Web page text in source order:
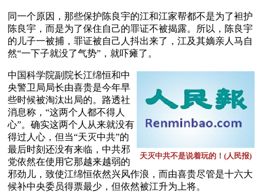
同一个原因，那些保护陈良宇的江和江家帮都不是为了袒护
陈良宇，而是为了保住自己的罪证不被揭露。所以，陈良宇
的儿子一被捕，罪证被自己人抖出来了，江及其嫡亲人马自
然“一下子就没了气势”，就吓瘫了。
天灭中共不是说着玩的！(人民报)
中国科学院副院长江绵恒和中
央警卫局局长由喜贵是今年早
些时候被淘汰出局的。路透社
消息称，“这两个人都不得人
心”。确实这两个人从来就没有
得过人心，但当“天灭中共”的
最后时刻还没有来临，中共邪
党依然在使用它那越来越弱的
邪劲儿，致使江绵恒依然兴风作浪，而由喜贵尽管是十六大
候补中央委员得票最少，但依然被江升为上将。